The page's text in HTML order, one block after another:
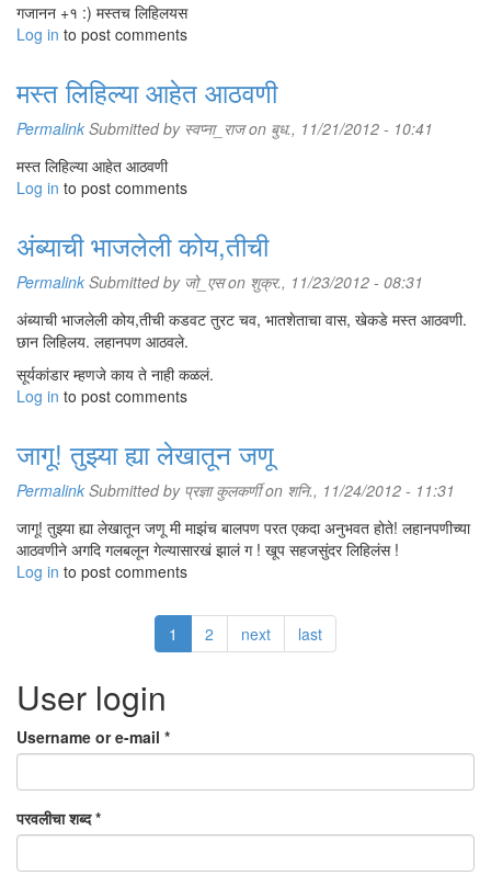
गजानन +१ :) मस्तच लिहिलयस
Log in to post comments
मस्त लिहिल्या आहेत आठवणी
Permalink Submitted by स्वप्ना_राजon बुध., 11/21/2012 - 10:41
मस्त लिहिल्या आहेत आठवणी
Log in to post comments
अंब्याची भाजलेली कोय,तीची
Permalink Submitted by जो_एसon शुक्र., 11/23/2012 - 08:31
अंब्याची भाजलेली कोय,तीची कडवट तुरट चव, भातशेताचा वास, खेकडे मस्त आठवणी.
छान लिहिलय. लहानपण आठवले.
सूर्यकांडार म्हणजे काय ते नाही कळलं.
Log in to post comments
जागू! तुझ्या ह्या लेखातून जणू
Permalink Submitted by प्रज्ञा कुलकर्णीon शनि., 11/24/2012 - 11:31
जागू! तुझ्या ह्या लेखातून जणू मी माझंच बालपण परत एकदा अनुभवत होते! लहानपणीच्या
आठवणीने अगदि गलबलून गेल्यासारखं झालं ग ! खूप सहजसुंदर लिहिलंस !
Log in to post comments
1 2 next last
User login
Username or e-mail *
परवलीचा शब्द*